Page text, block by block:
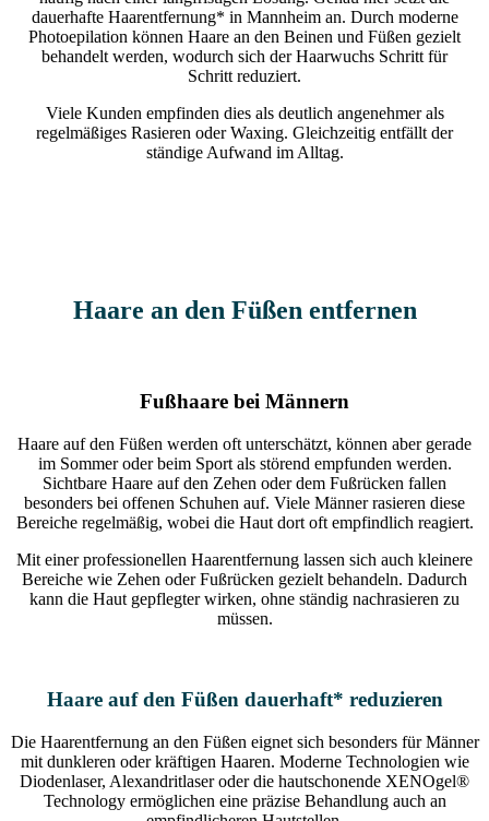
dauerhafte Haarentfernung* in Mannheim an. Durch moderne
Photoepilation können Haare an den Beinen und Füßen gezielt
behandelt werden, wodurch sich der Haarwuchs Schritt für
Schritt reduziert.
Viele Kunden empfinden dies als deutlich angenehmer als
regelmäßiges Rasieren oder Waxing. Gleichzeitig entfällt der
ständige Aufwand im Alltag.
Haare an den Füßen entfernen
Fußhaare bei Männern
Haare auf den Füßen werden oft unterschätzt, können aber gerade
im Sommer oder beim Sport als störend empfunden werden.
Sichtbare Haare auf den Zehen oder dem Fußrücken fallen
besonders bei offenen Schuhen auf. Viele Männer rasieren diese
Bereiche regelmäßig, wobei die Haut dort oft empfindlich reagiert.
Mit einer professionellen Haarentfernung lassen sich auch kleinere
Bereiche wie Zehen oder Fußrücken gezielt behandeln. Dadurch
kann die Haut gepflegter wirken, ohne ständig nachrasieren zu
müssen.
Haare auf den Füßen dauerhaft* reduzieren
Die Haarentfernung an den Füßen eignet sich besonders für Männer
mit dunkleren oder kräftigen Haaren. Moderne Technologien wie
Diodenlaser, Alexandritlaser oder die hautschonende XENOgel®
Technology ermöglichen eine präzise Behandlung auch an